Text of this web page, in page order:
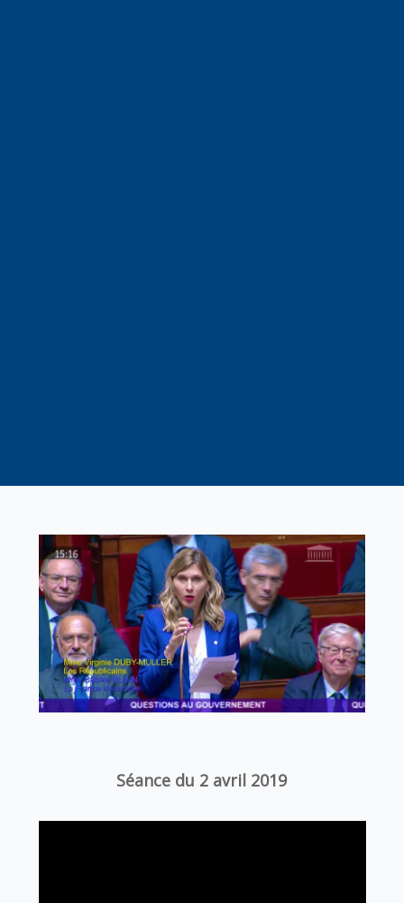
Séance du 2 avril 2019